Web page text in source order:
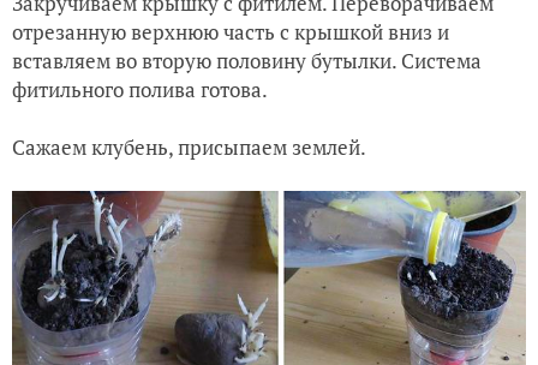
отрезанную верхнюю часть с крышкой вниз и
вставляем во вторую половину бутылки. Система
фитильного полива готова.
Сажаем клубень, присыпаем землей.